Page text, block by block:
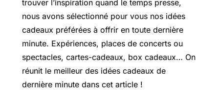
trouver l’inspiration quand le temps presse,
nous avons sélectionné pour vous nos idées
cadeaux préférées à offrir en toute dernière
minute. Expériences, places de concerts ou
spectacles, cartes-cadeaux, box cadeaux… On
réunit le meilleur des idées cadeaux de
dernière minute dans cet article !